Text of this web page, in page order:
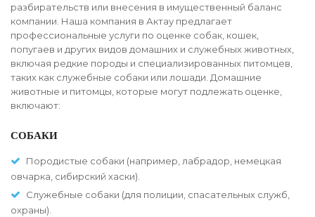
разбирательств или внесения в имущественный баланс
компании. Наша компания в Актау предлагает
профессиональные услуги по оценке собак, кошек,
попугаев и других видов домашних и служебных животных,
включая редкие породы и специализированных питомцев,
таких как служебные собаки или лошади. Домашние
животные и питомцы, которые могут подлежать оценке,
включают:
СОБАКИ
Породистые собаки (например, лабрадор, немецкая
овчарка, сибирский хаски).
Служебные собаки (для полиции, спасательных служб,
охраны).